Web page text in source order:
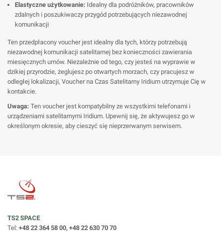
Elastyczne użytkowanie: Idealny dla podróżników, pracowników
zdalnych i poszukiwaczy przygód potrzebujących niezawodnej
komunikacji
Ten przedpłacony voucher jest idealny dla tych, którzy potrzebują
niezawodnej komunikacji satelitarnej bez konieczności zawierania
miesięcznych umów. Niezależnie od tego, czy jesteś na wyprawie w
dzikiej przyrodzie, żeglujesz po otwartych morzach, czy pracujesz w
odległej lokalizacji, Voucher na Czas Satelitarny Iridium utrzymuje Cię w
kontakcie.
Uwaga: Ten voucher jest kompatybilny ze wszystkimi telefonami i
urządzeniami satelitarnymi Iridium. Upewnij się, że aktywujesz go w
określonym okresie, aby cieszyć się nieprzerwanym serwisem.
TS2 SPACE
Tel: +48 22 364 58 00, +48 22 630 70 70